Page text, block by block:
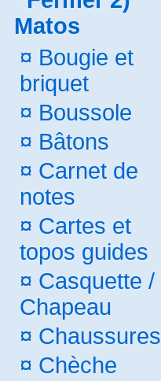
Matos
¤ Bougie et
briquet
¤ Boussole
¤ Bâtons
¤ Carnet de
notes
¤ Cartes et
topos guides
¤ Casquette /
Chapeau
¤ Chaussures
¤ Chèche